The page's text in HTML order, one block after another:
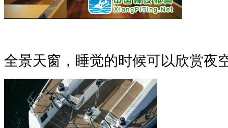
全景天窗，睡觉的时候可以欣赏夜